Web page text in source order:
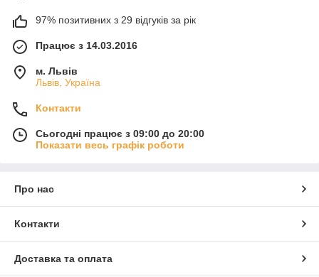
97% позитивних з 29 відгуків за рік
Працює з 14.03.2016
м. Львів
Львів, Україна
Контакти
Сьогодні працює з 09:00 до 20:00
Показати весь графік роботи
Про нас
Контакти
Доставка та оплата